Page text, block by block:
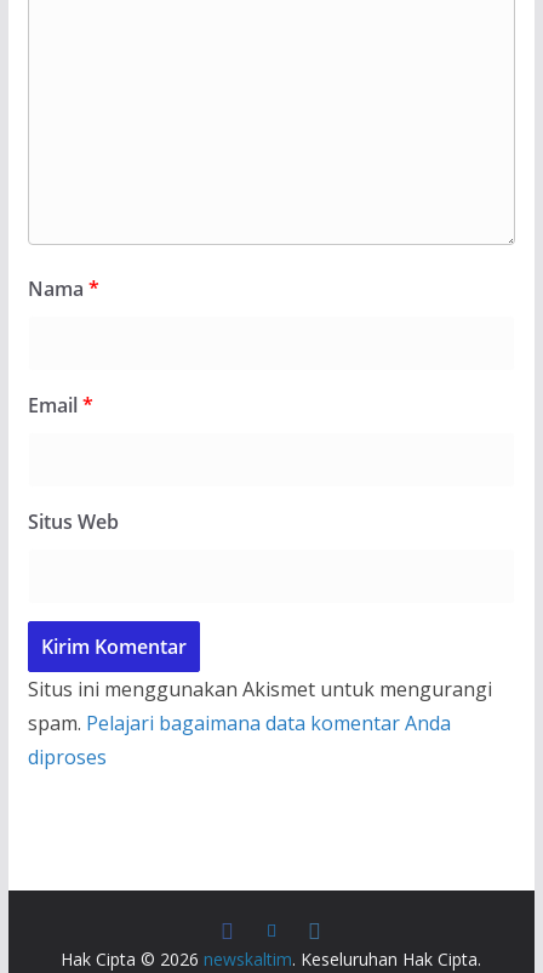
Nama *
Email*
Situs Web
Situs ini menggunakan Akismet untuk mengurangi
spam. Pelajari bagaimana data komentar Anda
diproses
Hak Cipta © 2026 newskaltim. Keseluruhan Hak Cipta.